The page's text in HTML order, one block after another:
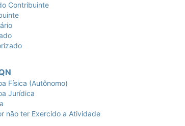
Contribuinte
Física (Autônomo)
Jurídica
não ter Exercido a Atividade